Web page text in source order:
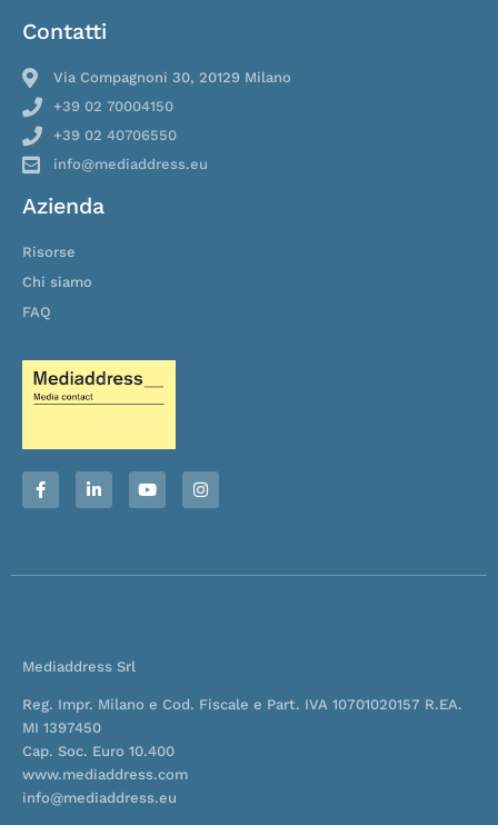
F
a
c
o
L
i
n
i
Y
o
u
e
I
n
s
r
Azienda
Risorse
Chi siamo
FAQ
Contatti
Via Compagnoni 30, 20129 Milano
+39 02 70004150
+39 02 40706550
info@mediaddress.eu
Mediaddress Srl
Reg. Impr. Milano e Cod. Fiscale e Part. IVA 10701020157 R.EA.
MI 1397450
Cap. Soc. Euro 10.400
www.mediaddress.com
info@mediaddress.eu